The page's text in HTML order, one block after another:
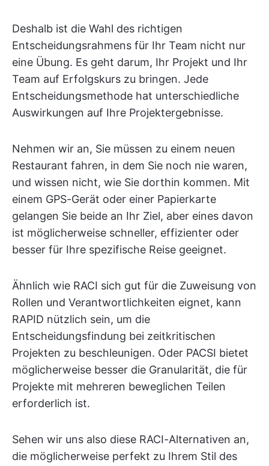
Deshalb ist die Wahl des richtigen
Entscheidungsrahmens für Ihr Team nicht nur
eine Übung. Es geht darum, Ihr Projekt und Ihr
Team auf Erfolgskurs zu bringen. Jede
Entscheidungsmethode hat unterschiedliche
Auswirkungen auf Ihre Projektergebnisse.
Nehmen wir an, Sie müssen zu einem neuen
Restaurant fahren, in dem Sie noch nie waren,
und wissen nicht, wie Sie dorthin kommen. Mit
einem GPS-Gerät oder einer Papierkarte
gelangen Sie beide an Ihr Ziel, aber eines davon
ist möglicherweise schneller, effizienter oder
besser für Ihre spezifische Reise geeignet.
Ähnlich wie RACI sich gut für die Zuweisung von
Rollen und Verantwortlichkeiten eignet, kann
RAPID nützlich sein, um die
Entscheidungsfindung bei zeitkritischen
Projekten zu beschleunigen. Oder PACSI bietet
möglicherweise besser die Granularität, die für
Projekte mit mehreren beweglichen Teilen
erforderlich ist.
Sehen wir uns also diese RACI-Alternativen an,
die möglicherweise perfekt zu Ihrem Stil des